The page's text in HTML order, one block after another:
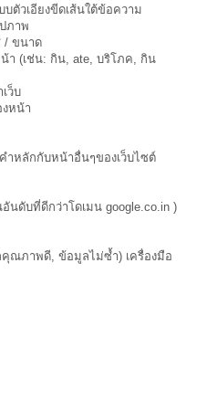
ตัวเอียงขีดเส้นใต้ข้อความ
ภาพ
/ ขนาด
า (เช่น: กิน, ate, บริโภค, กิน
ว็บ
หน้า
ำหลักกับหน้าอื่นๆของเว็บไซต์
นดับที่ดีกว่าโดเมน google.co.in )
ณภาพดี, ข้อมูลไม่ซ้ำ) เครื่องมือ